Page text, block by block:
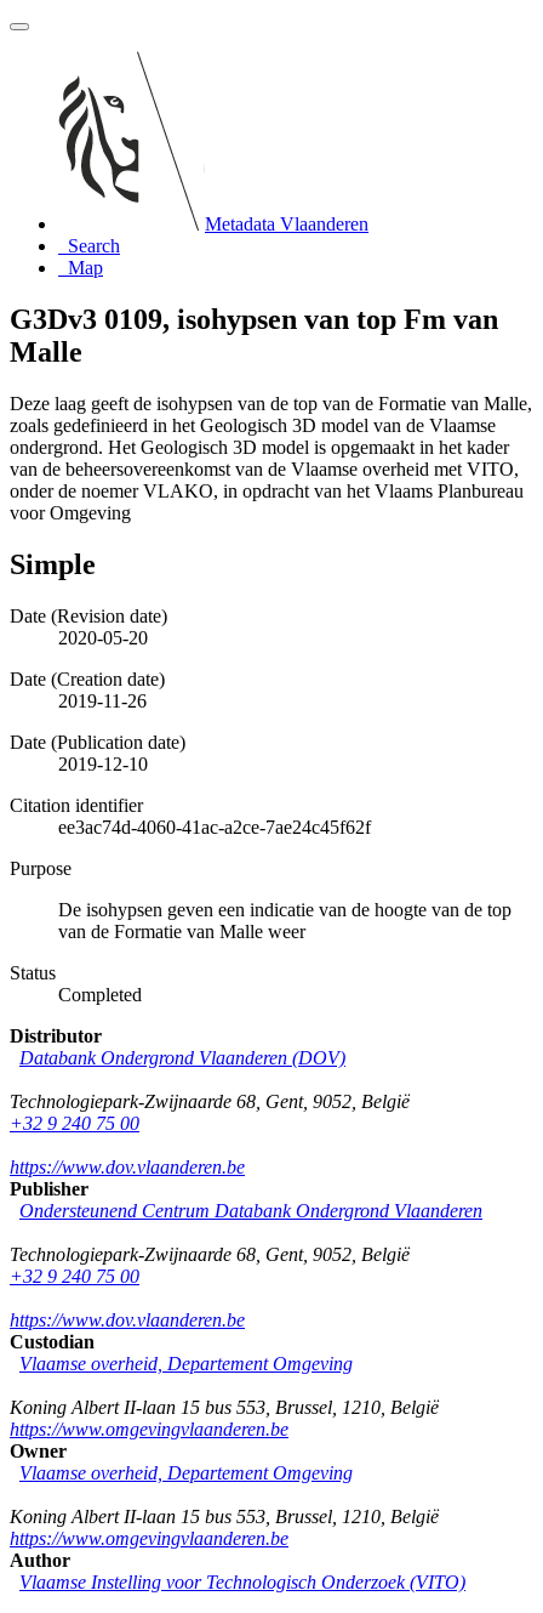
Metadata Vlaanderen
Search
Map
G3Dv3 0109, isohypsen van top Fm van
Malle
Deze laag geeft de isohypsen van de top van de Formatie van Malle,
zoals gedefinieerd in het Geologisch 3D model van de Vlaamse
ondergrond. Het Geologisch 3D model is opgemaakt in het kader
van de beheersovereenkomst van de Vlaamse overheid met VITO,
onder de noemer VLAKO, in opdracht van het Vlaams Planbureau
voor Omgeving
Simple
Date (Revision date)
2020-05-20
Date (Creation date)
2019-11-26
Date (Publication date)
2019-12-10
Citation identifier
ee3ac74d-4060-41ac-a2ce-7ae24c45f62f
Purpose
De isohypsen geven een indicatie van de hoogte van de top
van de Formatie van Malle weer
Status
Completed
Distributor
Databank Ondergrond Vlaanderen (DOV)
Technologiepark-Zwijnaarde 68 Gent, 9052 België
+32 9 240 75 00
https://www.dov.vlaanderen.be
Publisher
Ondersteunend Centrum Databank Ondergrond Vlaanderen
Technologiepark-Zwijnaarde 68 Gent, 9052 België
+32 9 240 75 00
https://www.dov.vlaanderen.be
Custodian
Vlaamse overheid, Departement Omgeving
Koning Albert II-laan 15 bus 553 Brussel 1210 België
https://www.omgevingvlaanderen.be
Owner
Vlaamse overheid, Departement Omgeving
Koning Albert II-laan 15 bus 553 Brussel 1210 België
https://www.omgevingvlaanderen.be
Author
Vlaamse Instelling voor Technologisch Onderzoek (VITO)